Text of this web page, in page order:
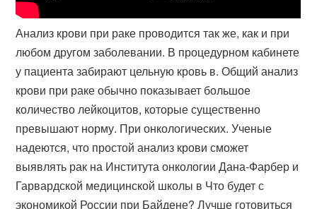
Анализ крови при раке проводится так же, как и при
любом другом заболевании. В процедурном кабинете
у пациента забирают цельную кровь в. Общий анализ
крови при раке обычно показывает большое
количество лейкоцитов, которые существенно
превышают норму. При онкологических. Ученые
надеются, что простой анализ крови сможет
выявлять рак на Института онкологии Дана-Фарбер и
Гарвардской медицинской школы в Что будет с
экономикой России при Байдене? Лучше готовиться